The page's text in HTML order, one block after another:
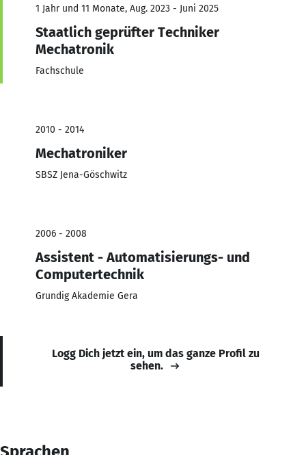
1 Jahr und 11 Monate, Aug. 2023 - Juni 2025
Staatlich geprüfter Techniker
Mechatronik
Fachschule
2010 - 2014
Mechatroniker
SBSZ Jena-Göschwitz
2006 - 2008
Assistent - Automatisierungs- und
Computertechnik
Grundig Akademie Gera
Logg Dich jetzt ein, um das ganze Profil zu
sehen.